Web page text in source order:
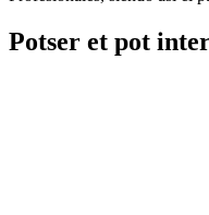
Potser et pot